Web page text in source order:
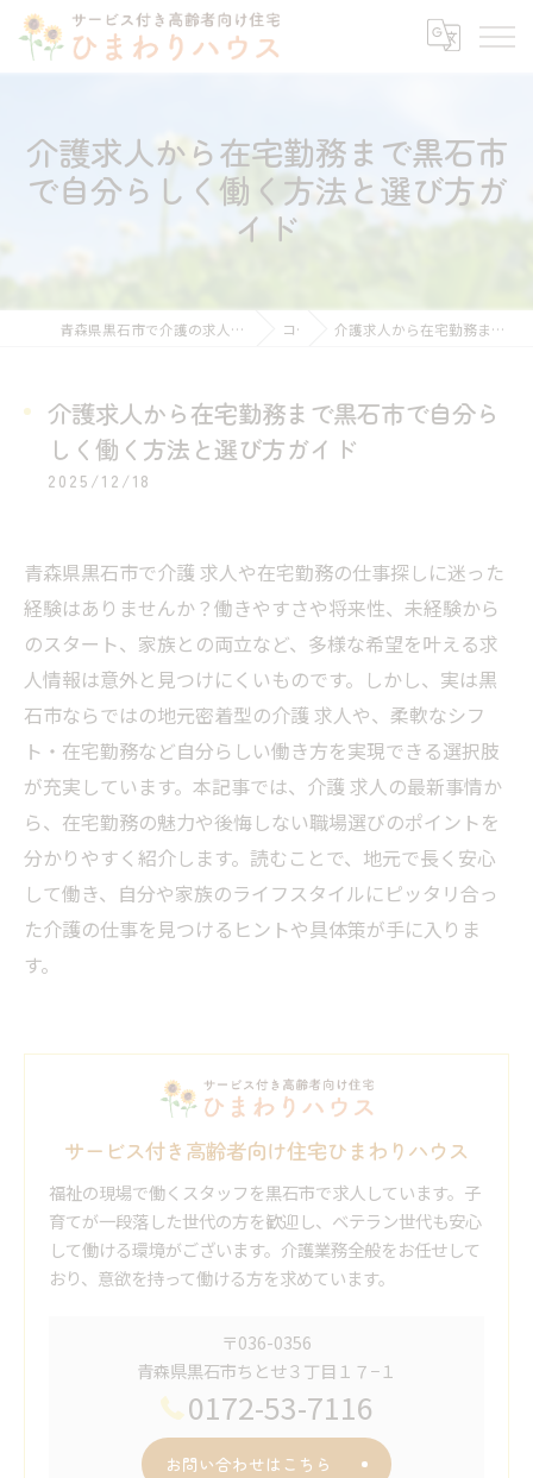
介護求人から在宅勤務まで黒石市
で自分らしく働く方法と選び方ガ
イド
青森県黒石市で介護の求人ならサービス付き高齢者向け住宅ひまわりハウス コラム 介護求人から在宅勤務まで黒石市で自分らしく働く方法と選び方ガイド
介護求人から在宅勤務まで黒石市で自分ら
しく働く方法と選び方ガイド
2025/12/18
青森県黒石市で介護 求人や在宅勤務の仕事探しに迷った
経験はありませんか？働きやすさや将来性、未経験から
のスタート、家族との両立など、多様な希望を叶える求
人情報は意外と見つけにくいものです。しかし、実は黒
石市ならではの地元密着型の介護 求人や、柔軟なシフ
ト・在宅勤務など自分らしい働き方を実現できる選択肢
が充実しています。本記事では、介護 求人の最新事情か
ら、在宅勤務の魅力や後悔しない職場選びのポイントを
分かりやすく紹介します。読むことで、地元で長く安心
して働き、自分や家族のライフスタイルにピッタリ合っ
た介護の仕事を見つけるヒントや具体策が手に入りま
す。
サービス付き高齢者向け住宅ひまわりハウス
福祉の現場で働くスタッフを黒石市で求人しています。子
育てが一段落した世代の方を歓迎し、ベテラン世代も安心
して働ける環境がございます。介護業務全般をお任せして
おり、意欲を持って働ける方を求めています。
〒036-0356
青森県黒石市ちとせ３丁目１７−１
0172-53-7116
お問い合わせはこちら